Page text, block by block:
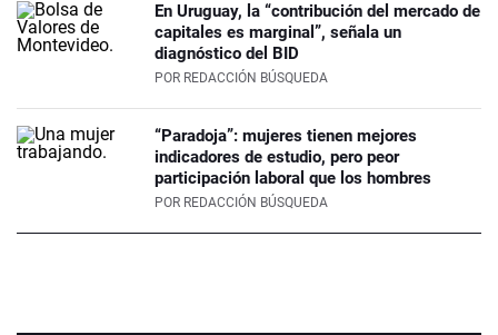
En Uruguay, la “contribución del mercado de
capitales es marginal”, señala un
diagnóstico del BID
POR REDACCIÓN BÚSQUEDA
“Paradoja”: mujeres tienen mejores
indicadores de estudio, pero peor
participación laboral que los hombres
POR REDACCIÓN BÚSQUEDA